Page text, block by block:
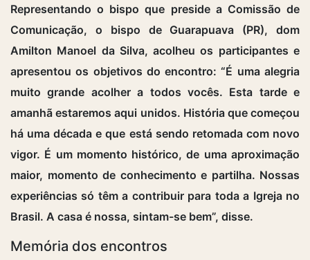
Representando o bispo que preside a Comissão de
Comunicação, o bispo de Guarapuava (PR), dom
Amilton Manoel da Silva, acolheu os participantes e
apresentou os objetivos do encontro: “É uma alegria
muito grande acolher a todos vocês. Esta tarde e
amanhã estaremos aqui unidos. História que começou
há uma década e que está sendo retomada com novo
vigor. É um momento histórico, de uma aproximação
maior, momento de conhecimento e partilha. Nossas
experiências só têm a contribuir para toda a Igreja no
Brasil. A casa é nossa, sintam-se bem”, disse.
Memória dos encontros